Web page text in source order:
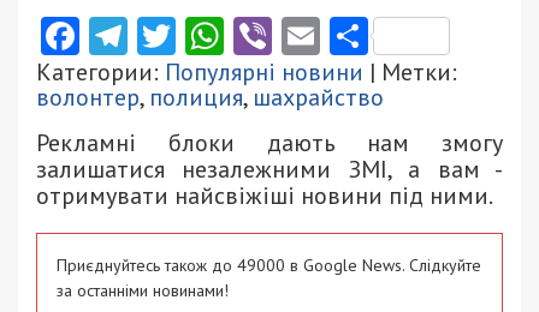
Facebook
Telegram
Twitter
WhatsApp
ViberEmail
Категории: Популярні новини | Метки:
волонтер, полиция, шахрайство
Рекламні блоки дають нам змогу
залишатися незалежними ЗМІ, а вам -
отримувати найсвіжіші новини під ними.
Приєднуйтесь також до 49000 в Google News. Слідкуйте
за останніми новинами!